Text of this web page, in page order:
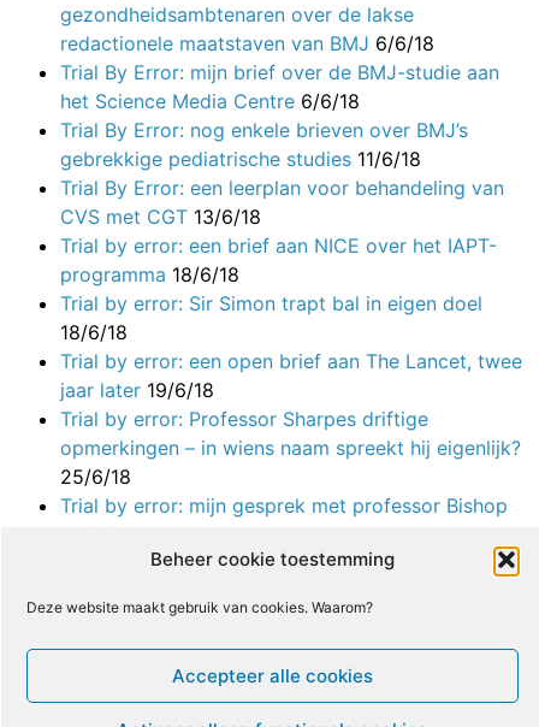
Beheer cookie toestemming
Deze website maakt gebruik van cookies. Waarom?
Accepteer alle cookies
gezondheidsambtenaren over de lakse
redactionele maatstaven van BMJ 6/6/18
Trial By Error: mijn brief over de BMJ-studie aan
het Science Media Centre 6/6/18
Trial By Error: nog enkele brieven over BMJ’s
gebrekkige pediatrische studies 11/6/18
Trial By Error: een leerplan voor behandeling van
CVS met CGT 13/6/18
Trial by error: een brief aan NICE over het IAPT-
programma 18/6/18
Trial by error: Sir Simon trapt bal in eigen doel
18/6/18
Trial by error: een open brief aan The Lancet, twee
jaar later 19/6/18
Trial by error: Professor Sharpes driftige
opmerkingen – in wiens naam spreekt hij eigenlijk?
25/6/18
Trial by error: mijn gesprek met professor Bishop
Trial by error: Professor Sharpes briefing aan
Trial by error: mijn brief aan Fiona Godlee
Trial by error: zijn alle experts in klinische studies
fan van PACE?9/7/18
Trial by error: nog maar eens een oproep aan The